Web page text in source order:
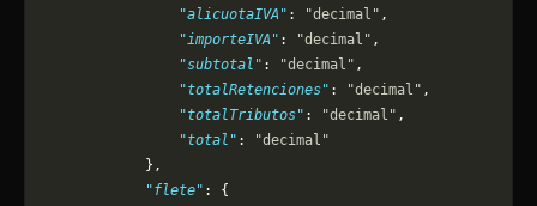
                "alicuotaIVA"
: "decimal" ,
                "importeIVA"
: "decimal" ,
                "subtotal"
: "decimal" ,
                "totalRetenciones"
: "decimal" ,
                "totalTributos"
: "decimal" ,
                "total"
:
"decimal"
            },
            "flete"
: {